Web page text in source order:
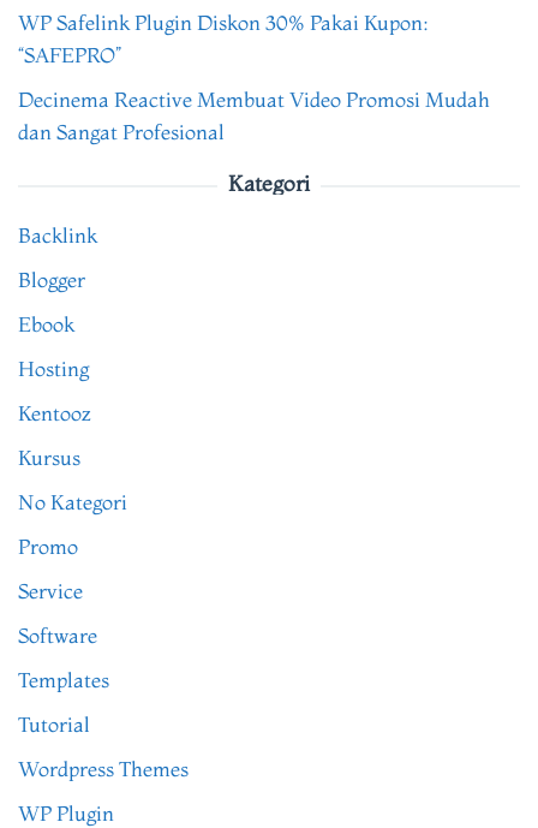
WP Safelink Plugin Diskon 30% Pakai Kupon:
“SAFEPRO”
Decinema Reactive Membuat Video Promosi Mudah
dan Sangat Profesional
Kategori
Backlink
Blogger
Ebook
Hosting
Kentooz
Kursus
No Kategori
Promo
Service
Software
Templates
Tutorial
Wordpress Themes
WP Plugin